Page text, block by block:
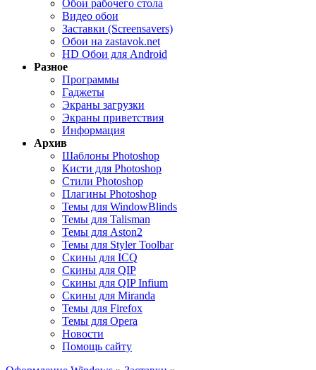
Обои рабочего стола
Видео обои
Заставки (Screensavers)
Обои на zastavok.net
HD Обои для Android
Разное
Программы
Гаджеты
Экраны загрузки
Экраны приветствия
Информация
Архив
Шаблоны Photoshop
Кисти для Photoshop
Стили Photoshop
Плагины Photoshop
Темы для WindowBlinds
Темы для Talisman
Темы для Aston2
Темы для Styler Toolbar
Скины для ICQ
Скины для QIP
Скины для QIP Infium
Скины для Miranda
Темы для Firefox
Темы для Opera
Новости
Помощь сайту